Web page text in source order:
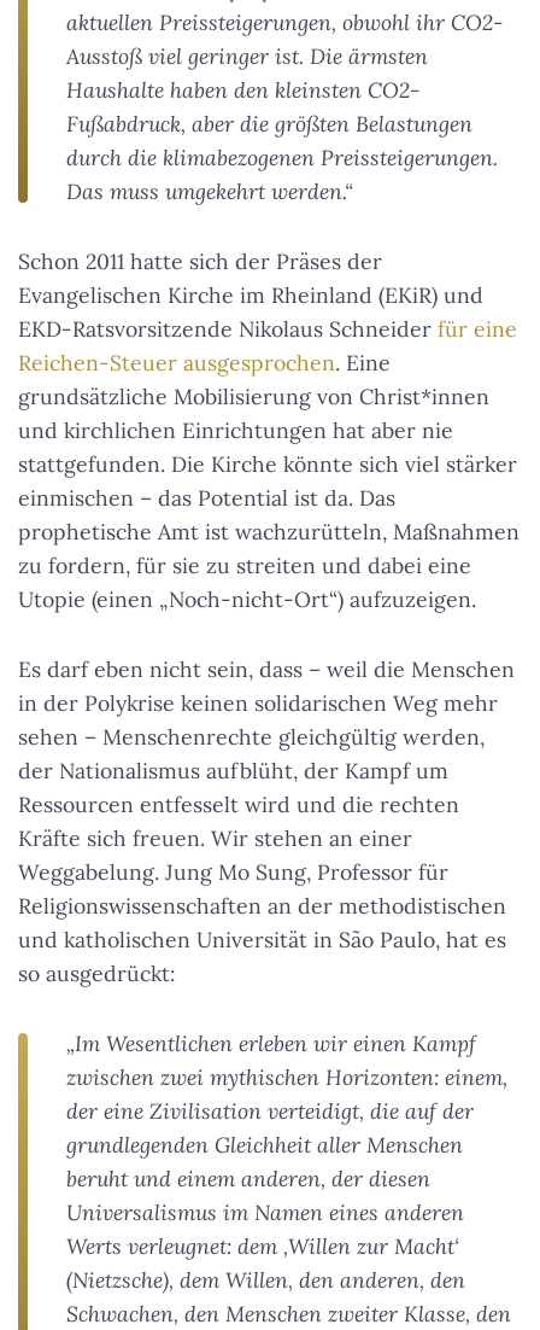
aktuellen Preissteigerungen, obwohl ihr CO2-
Ausstoß viel geringer ist. Die ärmsten
Haushalte haben den kleinsten CO2-
Fußabdruck, aber die größten Belastungen
durch die klimabezogenen Preissteigerungen.
Das muss umgekehrt werden.“
Schon 2011 hatte sich der Präses der
Evangelischen Kirche im Rheinland (EKiR) und
EKD-Ratsvorsitzende Nikolaus Schneider für eine
Reichen-Steuer ausgesprochen. Eine
grundsätzliche Mobilisierung von Christ*innen
und kirchlichen Einrichtungen hat aber nie
stattgefunden. Die Kirche könnte sich viel stärker
einmischen – das Potential ist da. Das
prophetische Amt ist wachzurütteln, Maßnahmen
zu fordern, für sie zu streiten und dabei eine
Utopie (einen „Noch-nicht-Ort“) aufzuzeigen.
Es darf eben nicht sein, dass – weil die Menschen
in der Polykrise keinen solidarischen Weg mehr
sehen – Menschenrechte gleichgültig werden,
der Nationalismus aufblüht, der Kampf um
Ressourcen entfesselt wird und die rechten
Kräfte sich freuen. Wir stehen an einer
Weggabelung. Jung Mo Sung, Professor für
Religionswissenschaften an der methodistischen
und katholischen Universität in São Paulo, hat es
so ausgedrückt:
„Im Wesentlichen erleben wir einen Kampf
zwischen zwei mythischen Horizonten: einem,
der eine Zivilisation verteidigt, die auf der
grundlegenden Gleichheit aller Menschen
beruht und einem anderen, der diesen
Universalismus im Namen eines anderen
Werts verleugnet: dem ‚Willen zur Macht‘
(Nietzsche), dem Willen, den anderen, den
Schwachen, den Menschen zweiter Klasse, den